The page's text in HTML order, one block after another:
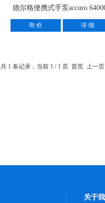
德尔格便携式手泵accuro
询 价 详 细
共 1 条记录，当前 1 / 1 页 首页 上一
关于